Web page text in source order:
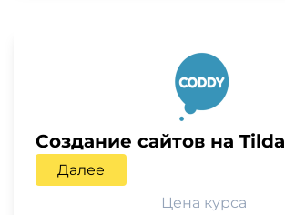
Создание сайтов на Tilda
Далее
Цена курса